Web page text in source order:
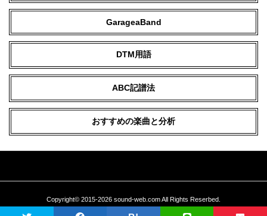
GarageaBand
DTM用語
ABC記譜法
おすすめの楽曲と分析
Copyright© 2015-2026 sound-web.com All Rights Reserbed.
当サイトに掲載している文章、画像などの無断転載を禁止いたします。